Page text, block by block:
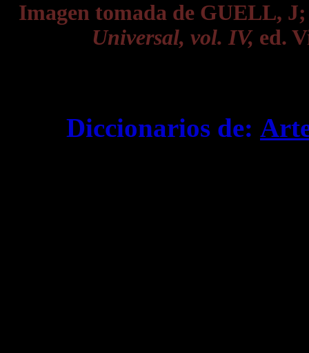
Imagen tomada de GUELL,
Universal, vol. IV, ed.
Diccionarios de: